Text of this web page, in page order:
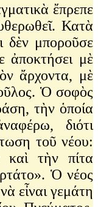
ἔπρεπε
Κατὰ
δὲν μποροῦσε
ἀποκτήσει μὲ
ἄρχοντα, μὲ
Ὁ σοφὸς
τὴν ὁποία
διότι
τοῦ νέου:
καὶ τὴν πίτα
Ὁ νέος
εἶναι γεμάτη